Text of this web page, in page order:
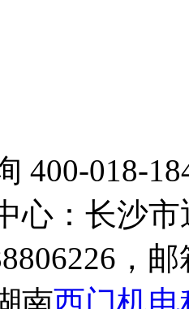
400-018-
心：长沙
，邮